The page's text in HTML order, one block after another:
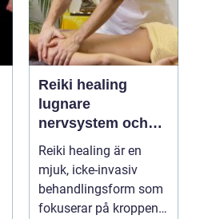
Reiki healing
lugnare
nervsystem och
djupare
återhämtning
Reiki healing är en
mjuk, icke-invasiv
behandlingsform som
fokuserar på kroppens